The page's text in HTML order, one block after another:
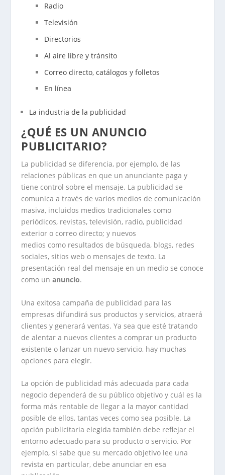
Radio
Televisión
Directorios
Al aire libre y tránsito
Correo directo, catálogos y folletos
En línea
La industria de la publicidad
¿QUÉ ES UN ANUNCIO
PUBLICITARIO?
La publicidad se diferencia, por ejemplo, de las
relaciones públicas en que un anunciante paga y
tiene control sobre el mensaje. La publicidad se
comunica a través de varios medios de comunicación
masiva, incluidos medios tradicionales como
periódicos, revistas, televisión, radio, publicidad
exterior o correo directo; y nuevos
medios como resultados de búsqueda, blogs, redes
sociales, sitios web o mensajes de texto. La
presentación real del mensaje en un medio se conoce
como unanuncio.
Una exitosa campaña de publicidad para las
empresas difundirá sus productos y servicios, atraerá
clientes y generará ventas. Ya sea que esté tratando
de alentar a nuevos clientes a comprar un producto
existente o lanzar un nuevo servicio, hay muchas
opciones para elegir.
La opción de publicidad más adecuada para cada
negocio dependerá de su público objetivo y cuál es la
forma más rentable de llegar a la mayor cantidad
posible de ellos, tantas veces como sea posible. La
opción publicitaria elegida también debe reflejar el
entorno adecuado para su producto o servicio. Por
ejemplo, si sabe que su mercado objetivo lee una
revista en particular, debe anunciar en esa